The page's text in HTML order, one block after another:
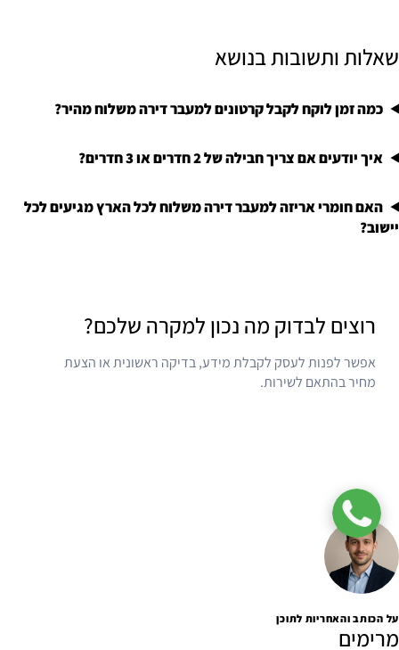
שאלות ותשובות בנושא
כמה זמן לוקח לקבל קרטונים למעבר דירה משלוח מהיר?
איך יודעים אם צריך חבילה של 2 חדרים או 3 חדרים?
האם חומרי אריזה למעבר דירה משלוח לכל הארץ מגיעים לכל
יישוב?
רוצים לבדוק מה נכון למקרה שלכם?
אפשר לפנות לעסק לקבלת מידע, בדיקה ראשונית או הצעת
מחיר בהתאם לשירות.
על הכותב והאחריות לתוכן
מרימים